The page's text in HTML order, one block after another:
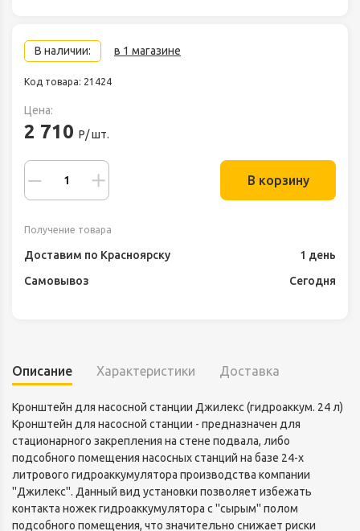
В наличии: в 1 магазине
Код товара: 21424
Цена:
2 710 Р/ шт.
В корзину
Получение товара
Доставим по Красноярску
1 день
Самовывоз
Сегодня
Описание Характеристики Доставка
Кронштейн для насосной станции Джилекс (гидроаккум. 24 л)
Кронштейн для насосной станции - предназначен для
стационарного закрепления на стене подвала, либо
подсобного помещения насосных станций на базе 24-х
литрового гидроаккумулятора производства компании
''Джилекс''. Данный вид установки позволяет избежать
контакта ножек гидроаккумулятора с ''сырым'' полом
подсобного помещения, что значительно снижает риски